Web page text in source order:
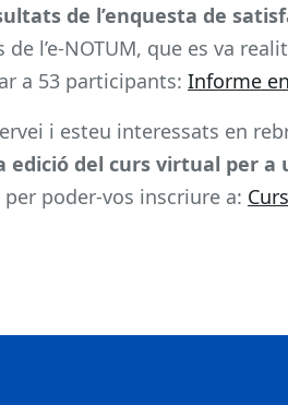
de l’enquesta de
l’e-NOTUM, que es va
a 53 participants: Informe
i esteu interessats en
del curs virtual per a
poder-vos inscriure a: